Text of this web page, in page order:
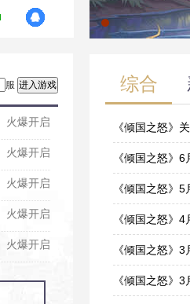
服
火爆开启
火爆开启
火爆开启
火爆开启
火爆开启
综合
《倾国之怒》
08-04
《倾国之怒》
06-01
《倾国之怒》
05-10
《倾国之怒》
04-15
《倾国之怒》
03-25
《倾国之怒》